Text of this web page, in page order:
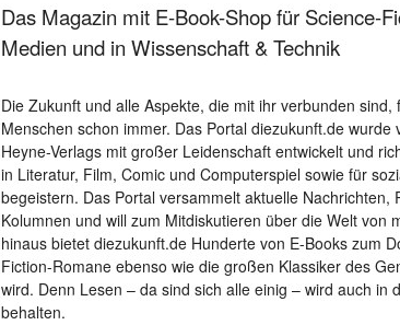
Das Magazin mit E-Book-Shop für Science-
Medien und in Wissenschaft & Technik
Die Zukunft und alle Aspekte, die mit ihr verbunden
Menschen schon immer. Das Portal diezukunft.de
Heyne-Verlags mit großer Leidenschaft entwickelt und
in Literatur, Film, Comic und Computerspiel sowie für
begeistern. Das Portal versammelt aktuelle Nachrichten,
Kolumnen und will zum Mitdiskutieren über die Welt von
hinaus bietet diezukunft.de Hunderte von E-Books zum
Fiction-Romane ebenso wie die großen Klassiker des
wird. Denn Lesen – da sind sich alle einig – wird auch in
behalten.